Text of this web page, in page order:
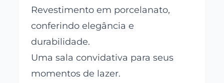
Revestimento em porcelanato,
conferindo elegância e
durabilidade.
Uma sala convidativa para seus
momentos de lazer.